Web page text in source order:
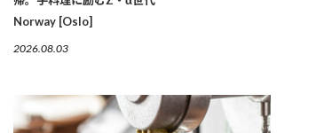
Norway [Oslo]
2026.08.03